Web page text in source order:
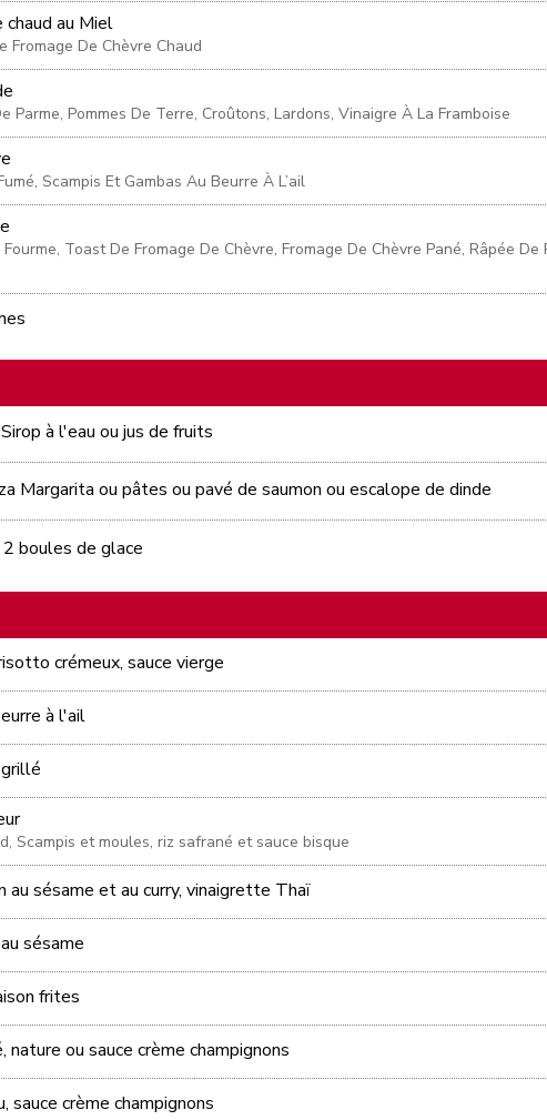
chaud au Miel
Fromage De Chèvre Chaud
Parme, Pommes De Terre, Croûtons, Lardons, Vinaigre À La Framboise
Scampis Et Gambas Au Beurre À L’ail
Toast De Fromage De Chèvre, Fromage De Chèvre Pané, Râpée
à l'eau ou jus de fruits
Margarita ou pâtes ou pavé de saumon ou escalope de dinde
boules de glace
crémeux, sauce vierge
à l'ail
Scampis et moules, riz safrané et sauce bisque
au sésame et au curry, vinaigrette Thaï
sésame
frites
nature ou sauce crème champignons
sauce crème champignons